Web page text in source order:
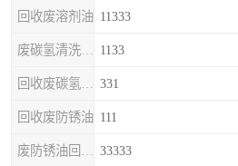
回收废溶剂油 11333
1133
331
回收废防锈油 111
33333